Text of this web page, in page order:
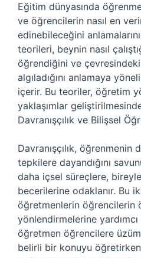
Eğitim dünyasında
ve öğrencilerin nasıl en
edinebileceğini
teorileri, beynin nasıl
öğrendiğini ve çevresindeki
algıladığını anlamaya
içerir. Bu teoriler, öğretim
yaklaşımlar
Davranışçılık ve Bilişsel
Davranışçılık, öğrenmenin
tepkilere dayandığını
daha içsel süreçlere,
becerilerine odaklanır. Bu
öğretmenlerin öğrencilerin
yönlendirmelerine
öğretmen öğrencilere
belirli bir konuyu